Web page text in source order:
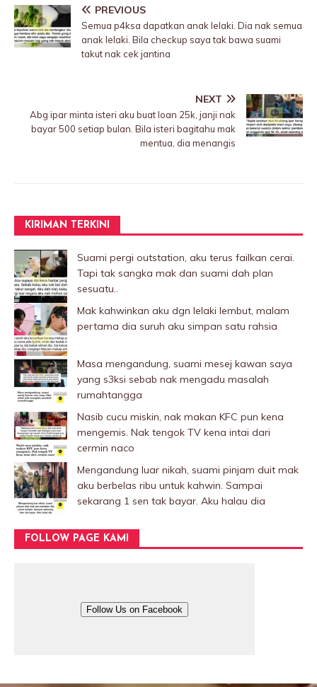
PREVIOUS
Semua p4ksa dapatkan anak lelaki. Dia nak semua
anak lelaki. Bila checkup saya tak bawa suami
takut nak cek jantina
NEXT
Abg ipar minta isteri aku buat loan 25k, janji nak
bayar 500 setiap bulan. Bila isteri bagitahu mak
mentua, dia menangis
KIRIMAN TERKINI
Suami pergi outstation, aku terus failkan cerai.
Tapi tak sangka mak dan suami dah plan
sesuatu..
Mak kahwinkan aku dgn lelaki Iembut, malam
pertama dia suruh aku simpan satu rahsia
Masa mengandung, suami mesej kawan saya
yang s3ksi sebab nak mengadu masalah
rumahtangga
Nasib cucu miskin, nak makan KFC pun kena
mengemis. Nak tengok TV kena intai dari
cermin naco
Mengandung luar nikah, suami pinjam duit mak
aku berbelas ribu untuk kahwin. Sampai
sekarang 1 sen tak bayar. Aku halau dia
FOLLOW PAGE KAMI
Follow Us on Facebook